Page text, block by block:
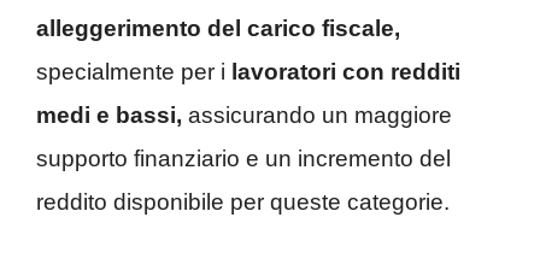
alleggerimento del carico fiscale,
specialmente per i lavoratori con redditi
medi e bassi, assicurando un maggiore
supporto finanziario e un incremento del
reddito disponibile per queste categorie.